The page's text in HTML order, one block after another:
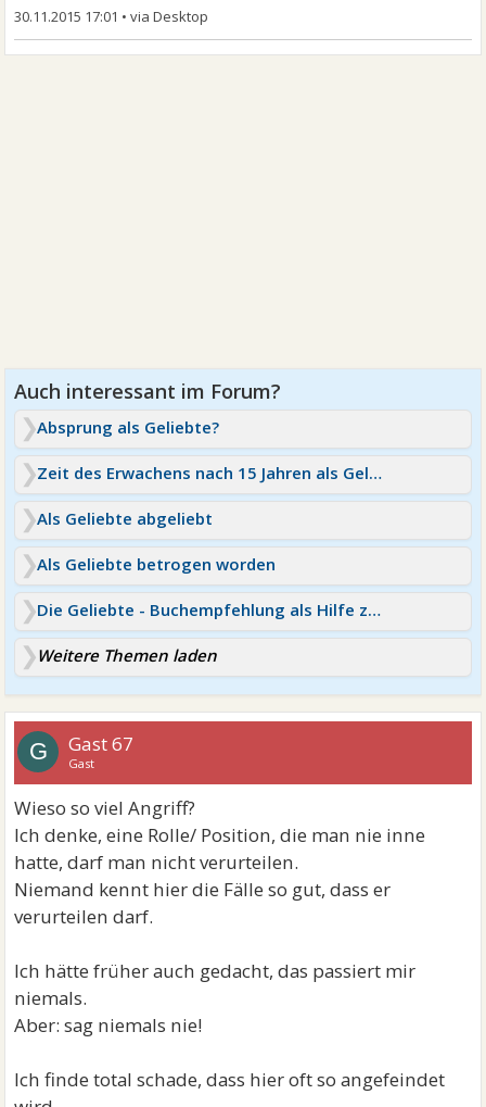
30.11.2015 17:01 •
Absprung als Geliebte?
Zeit des Erwachens nach 15 Jahren als Geliebte
Als Geliebte abgeliebt
Als Geliebte betrogen worden
Die Geliebte - Buchempfehlung als Hilfe zum Verstehen
Weitere Themen laden
G Gast 67
Gast
Wieso so viel Angriff?
Ich denke, eine Rolle/ Position, die man nie inne
hatte, darf man nicht verurteilen.
Niemand kennt hier die Fälle so gut, dass er
verurteilen darf.
Ich hätte früher auch gedacht, das passiert mir
niemals.
Aber: sag niemals nie!
Ich finde total schade, dass hier oft so angefeindet